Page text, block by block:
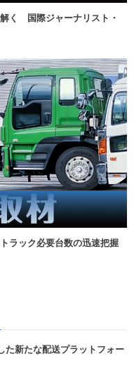
解く 国際ジャーナリスト・
ラック必要台数の迅速把握
新たな配送プラットフォー